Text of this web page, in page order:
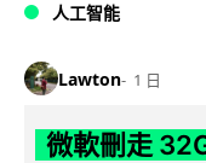
人工智能
Lawton 1 日
微軟刪走